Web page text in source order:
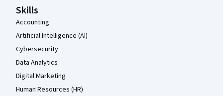
Skills
Accounting
Artificial Intelligence (AI)
Cybersecurity
Data Analytics
Digital Marketing
Human Resources (HR)